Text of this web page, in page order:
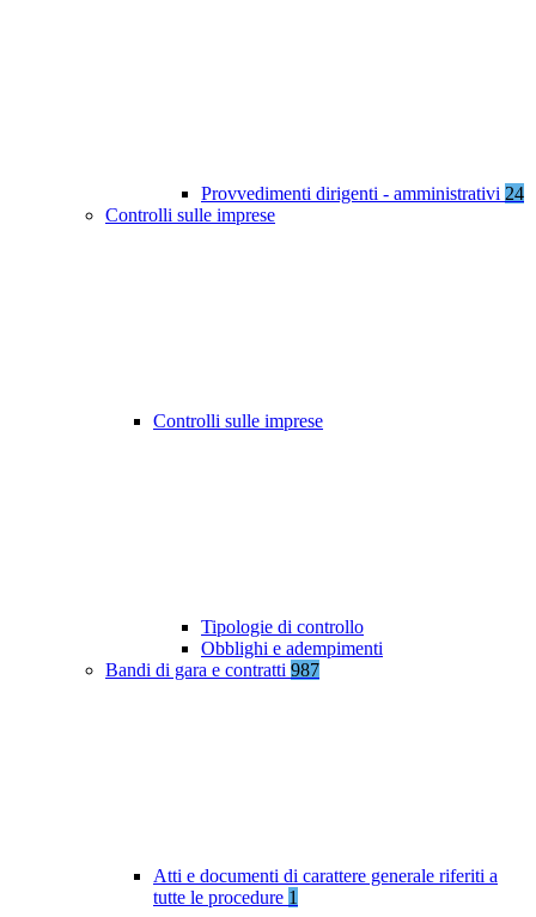
Provvedimenti dirigenti - amministrativi 24
Controlli sulle imprese
Controlli sulle imprese
Tipologie di controllo
Obblighi e adempimenti
Bandi di gara e contratti 987
Atti e documenti di carattere generale riferiti a
tutte le procedure 1